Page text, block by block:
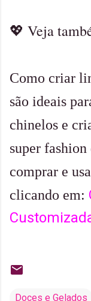
💖 Veja
Como criar
são ideais
chinelos e
super
comprar e
clicando em:
Doces e Gelados